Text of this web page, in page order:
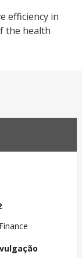
efficiency in
the health